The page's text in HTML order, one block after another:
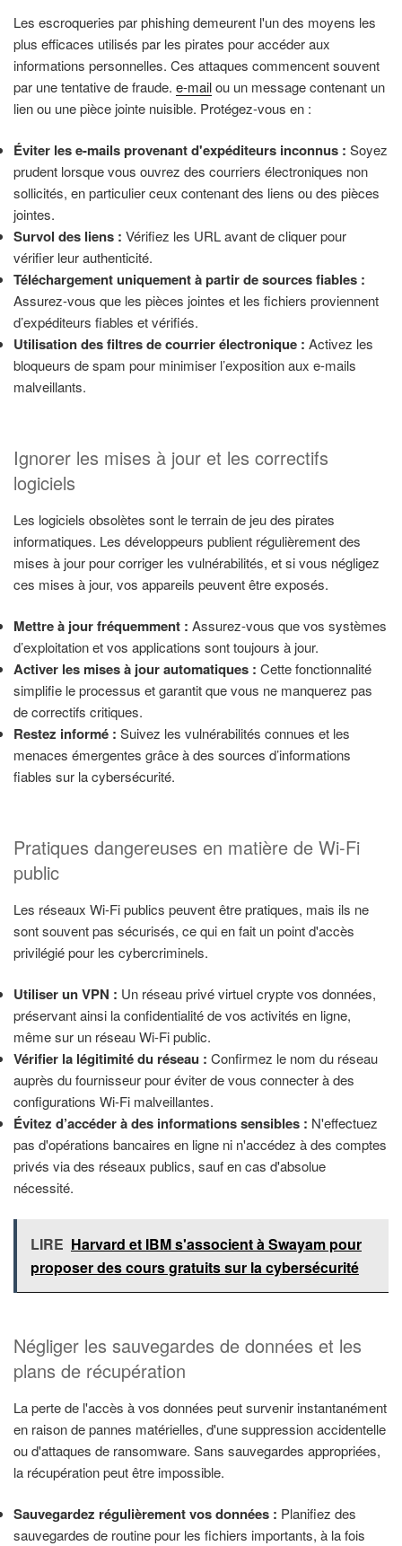
Les escroqueries par phishing demeurent l'un des moyens les
plus efficaces utilisés par les pirates pour accéder aux
informations personnelles. Ces attaques commencent souvent
par une tentative de fraude. e-mailou un message contenant un
lien ou une pièce jointe nuisible. Protégez-vous en :
Éviter les e-mails provenant d'expéditeurs inconnus : Soyez
prudent lorsque vous ouvrez des courriers électroniques non
sollicités, en particulier ceux contenant des liens ou des pièces
jointes.
Survol des liens : Vérifiez les URL avant de cliquer pour
vérifier leur authenticité.
Téléchargement uniquement à partir de sources fiables :
Assurez-vous que les pièces jointes et les fichiers proviennent
d’expéditeurs fiables et vérifiés.
Utilisation des filtres de courrier électronique : Activez les
bloqueurs de spam pour minimiser l’exposition aux e-mails
malveillants.
Ignorer les mises à jour et les correctifs
logiciels
Les logiciels obsolètes sont le terrain de jeu des pirates
informatiques. Les développeurs publient régulièrement des
mises à jour pour corriger les vulnérabilités, et si vous négligez
ces mises à jour, vos appareils peuvent être exposés.
Mettre à jour fréquemment : Assurez-vous que vos systèmes
d’exploitation et vos applications sont toujours à jour.
Activer les mises à jour automatiques : Cette fonctionnalité
simplifie le processus et garantit que vous ne manquerez pas
de correctifs critiques.
Restez informé : Suivez les vulnérabilités connues et les
menaces émergentes grâce à des sources d’informations
fiables sur la cybersécurité.
Pratiques dangereuses en matière de Wi-Fi
public
Les réseaux Wi-Fi publics peuvent être pratiques, mais ils ne
sont souvent pas sécurisés, ce qui en fait un point d'accès
privilégié pour les cybercriminels.
Utiliser un VPN : Un réseau privé virtuel crypte vos données,
préservant ainsi la confidentialité de vos activités en ligne,
même sur un réseau Wi-Fi public.
Vérifier la légitimité du réseau : Confirmez le nom du réseau
auprès du fournisseur pour éviter de vous connecter à des
configurations Wi-Fi malveillantes.
Évitez d’accéder à des informations sensibles : N'effectuez
pas d'opérations bancaires en ligne ni n'accédez à des comptes
privés via des réseaux publics, sauf en cas d'absolue
nécessité.
LIRE Harvard et IBM s'associent à Swayam pour
proposer des cours gratuits sur la cybersécurité
Négliger les sauvegardes de données et les
plans de récupération
La perte de l'accès à vos données peut survenir instantanément
en raison de pannes matérielles, d'une suppression accidentelle
ou d'attaques de ransomware. Sans sauvegardes appropriées,
la récupération peut être impossible.
Sauvegardez régulièrement vos données : Planifiez des
sauvegardes de routine pour les fichiers importants, à la fois